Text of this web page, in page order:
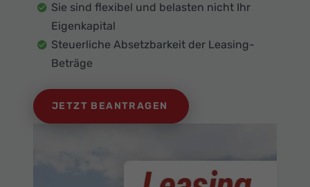
Sie sind flexibel und belasten nicht Ihr
Eigenkapital
Steuerliche Absetzbarkeit der Leasing-
Beträge
JETZT BEANTRAGEN